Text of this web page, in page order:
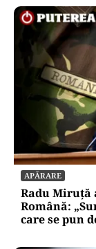
APĂRARE
Radu Miruță
Română:
care se pun